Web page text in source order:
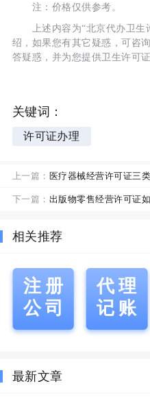
注：价格仅供参考。
上述内容为“北京代办卫生
绍，如果您有其它疑惑，可咨
答疑惑，并为您提供卫生许可证
关键词：
许可证办理
上一篇： 医疗器械经营许可证三
下一篇： 出版物零售经营许可证
相关推荐
注册
公司
代理
记账
最新文章